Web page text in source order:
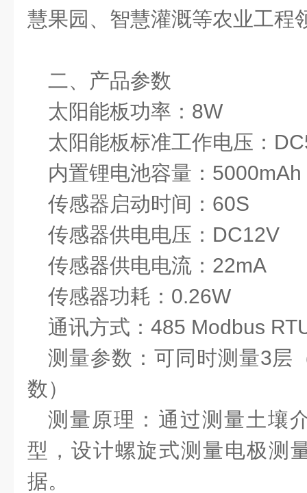
慧果园、智慧灌溉等农业工程
二、产品参数
太阳能板功率：8W
太阳能板标准工作电压：
内置锂电池容量：5000mAh
传感器启动时间：60S
传感器供电电压：DC12V
传感器供电电流：22mA
传感器功耗： 0.26W
通讯方式： 485 Modbus
测量参数：可同时测量3层
数）
测量原理：通过测量土壤
型，设计螺旋式测量电极测
据。